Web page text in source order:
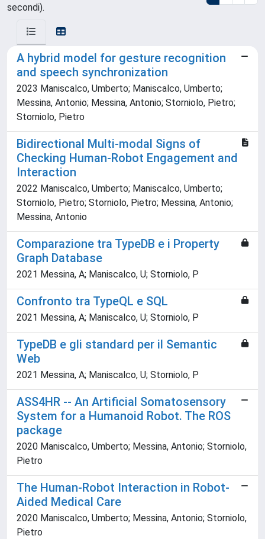
secondi).
A hybrid model for gesture recognition
and speech synchronization
2023 Maniscalco, Umberto; Maniscalco, Umberto;
Messina, Antonio; Messina, Antonio; Storniolo, Pietro;
Storniolo, Pietro
Bidirectional Multi-modal Signs of
Checking Human-Robot Engagement and
Interaction
2022 Maniscalco, Umberto; Maniscalco, Umberto;
Storniolo, Pietro; Storniolo, Pietro; Messina, Antonio;
Messina, Antonio
Comparazione tra TypeDB e i Property
Graph Database
2021 Messina, A; Maniscalco, U; Storniolo, P
Confronto tra TypeQL e SQL
2021 Messina, A; Maniscalco, U; Storniolo, P
TypeDB e gli standard per il Semantic
Web
2021 Messina, A; Maniscalco, U; Storniolo, P
ASS4HR -- An Artificial Somatosensory
System for a Humanoid Robot. The ROS
package
2020 Maniscalco, Umberto; Messina, Antonio; Storniolo,
Pietro
The Human-Robot Interaction in Robot-
Aided Medical Care
2020 Maniscalco, Umberto; Messina, Antonio; Storniolo,
Pietro